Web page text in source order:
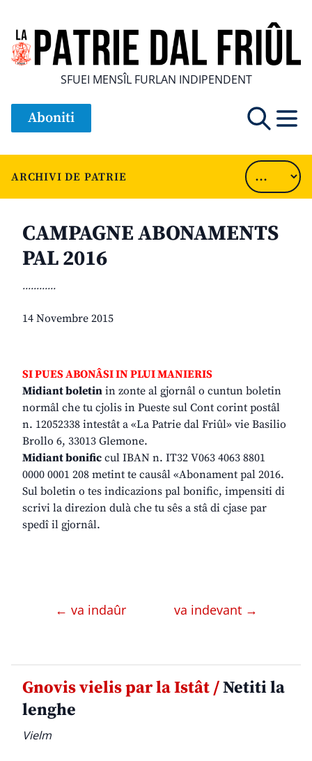
SFUEI MENSÎL FURLAN INDIPENDENT
Aboniti
ARCHIVI DE PATRIE
CAMPAGNE ABONAMENTS
PAL 2016
............
14 Novembre 2015
SI PUES ABONÂSI IN PLUI MANIERIS
Midiant boletin in zonte al gjornâl o cuntun boletin
normâl che tu cjolis in Pueste sul Cont corint postâl
n. 12052338 intestât a «La Patrie dal Friûl» vie Basilio
Brollo 6, 33013 Glemone.
Midiant bonific cul IBAN n. IT32 V063 4063 8801
0000 0001 208 metint te causâl «Abonament pal 2016.
Sul boletin o tes indicazions pal bonific, impensiti di
scrivi la direzion dulà che tu sês a stâ di cjase par
spedî il gjornâl.
← va indaûr va indevant →
Gnovis vielis par la Istât /Netiti la
lenghe
Vielm